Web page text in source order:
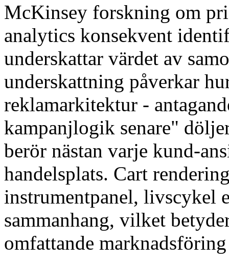
McKinsey forskning om
analytics konsekvent
underskattar värdet av
underskattning påverkar
reklamarkitektur -
kampanjlogik senare"
berör nästan varje kund-
handelsplats. Cart
instrumentpanel, livscykel
sammanhang, vilket
omfattande marknadsföring